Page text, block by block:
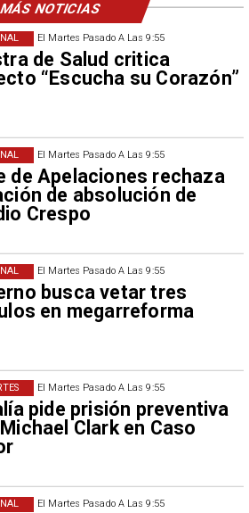
El Martes Pasado A Las 9:55
de Salud critica
“Escucha su Corazón”
El Martes Pasado A Las 9:55
de Apelaciones rechaza
de absolución de
Crespo
El Martes Pasado A Las 9:55
busca vetar tres
en megarreforma
El Martes Pasado A Las 9:55
pide prisión preventiva
Clark en Caso
El Martes Pasado A Las 9:55
MÁS NOTICIAS